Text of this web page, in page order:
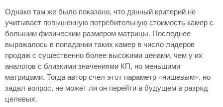
Однако там же было показано, что данный критерий не
учитывает повышенную потребительную стоимость камер с
большим физическим размером матрицы. Последнее
выражалось в попадании таких камер в число лидеров
продаж с существенно более высокими ценами, чем у их
аналогов с близкими значениями КП, но меньшими
матрицами. Тогда автор счел этот параметр «нишевым», но
задал вопрос, не может ли он перейти в будущем в разряд
целевых.